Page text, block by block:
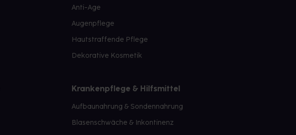
Anti-Age
Augenpflege
Hautstraffende Pflege
Dekorative Kosmetik
Krankenpflege & Hilfsmittel
Aufbaunahrung & Sondennahrung
Blasenschwäche & Inkontinenz